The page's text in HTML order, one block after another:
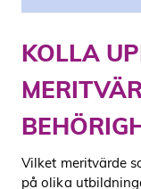
KOLLA
Vilket meritvärde
på olika